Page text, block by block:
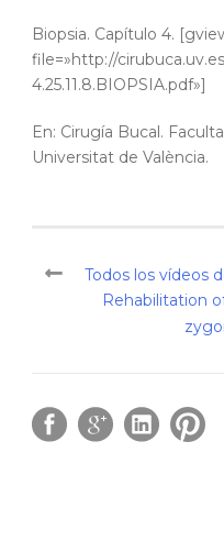
Biopsia. Capítulo 4.
file=»http://
4.25.11.8.BIOPSIA.pdf»]
En: Cirugía Bucal.
Universitat de València.
Todos los vídeos
Rehabilitation